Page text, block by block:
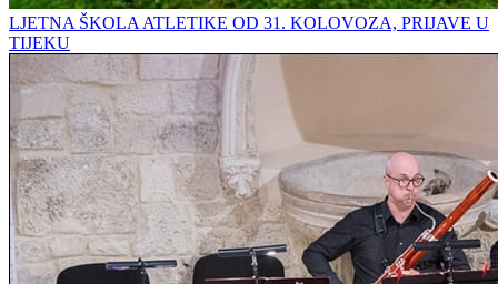
LJETNA ŠKOLA ATLETIKE OD 31. KOLOVOZA, PRIJAVE U
TIJEKU